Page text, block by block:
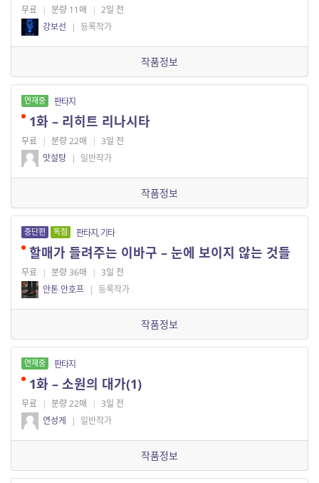
무료 | 분량 11매 | 2일 전
강보선
| 등록작가
작품정보
연재중 판타지
1화 – 리히트 리나시타
무료 | 분량 22매 | 3일 전
맛설탕 | 일반작가
작품정보
중단편 독점 판타지, 기타
할매가 들려주는 이바구 – 눈에 보이지 않는 것들
무료 | 분량 36매 | 3일 전
안톤 안호프 | 등록작가
작품정보
연재중 판타지
1화 – 소원의 대가(1)
무료 | 분량 22매 | 3일 전
연성게
| 일반작가
작품정보